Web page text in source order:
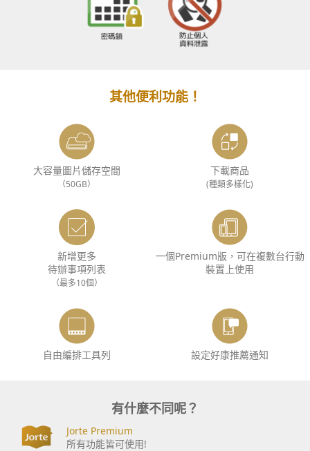
其他便利功能！
大容量圖片儲存空間
（50GB）
下載商品
(種類多樣化)
新增更多
待辦事項列表
（最多10個）
一個Premium版，可在複數台行動
裝置上使用
自由編排工具列 設定好康推薦通知
有什麼不同呢？
Jorte Premium
所有功能皆可使用!